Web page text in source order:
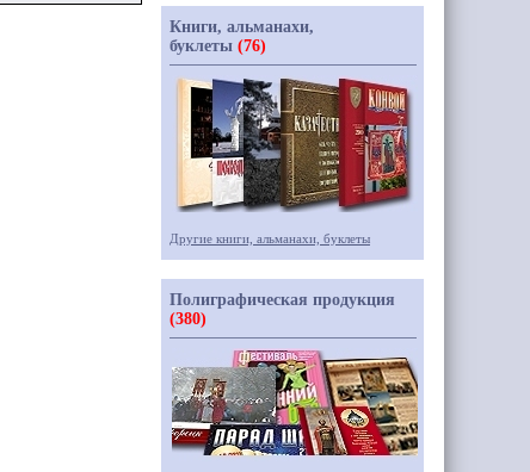
Книги, альманахи,
буклеты (76)
Другие книги, альманахи, буклеты
Полиграфическая продукция
(380)